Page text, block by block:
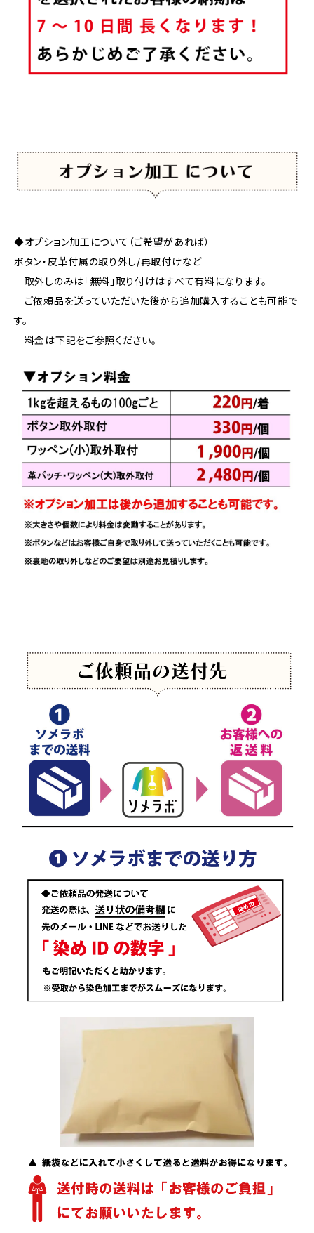
◆オプション加工について（ご希望があれば）
ボタン・皮革付属の取り外し/再取付けなど
取外しのみは「無料」取り付けはすべて有料になります。
ご依頼品を送っていただいた後から追加購入することも可能で
す。
料金は下記をご参照ください。